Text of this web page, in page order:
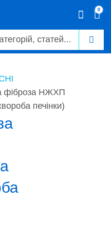
0
фіброза НЖХП
печінки)